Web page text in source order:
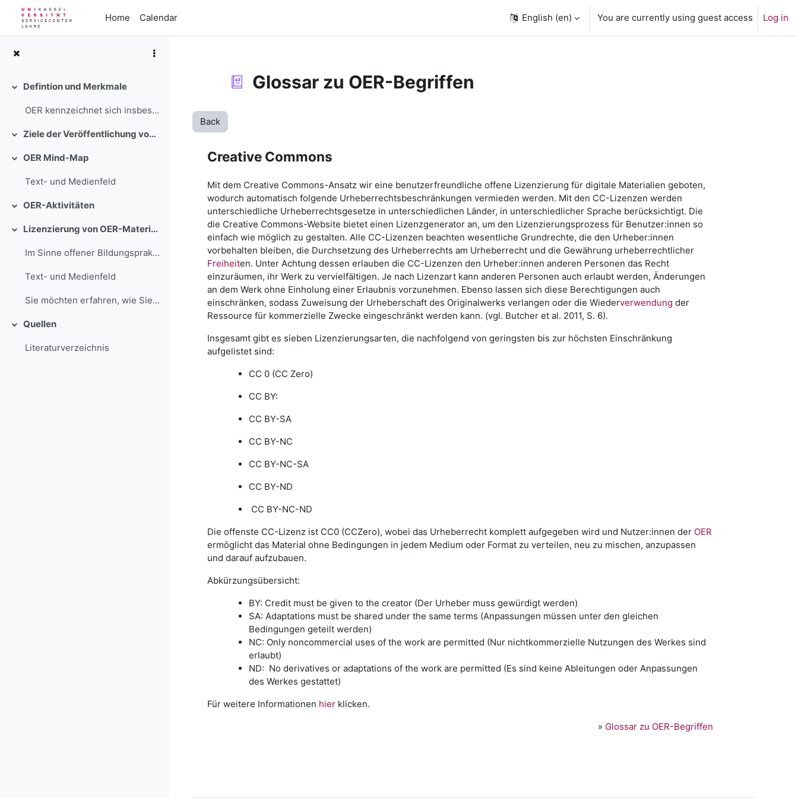
Skip to main content
Home
Calendar English ‎(en)‎ You are currently using guest access Log in
Collapse
Defintion und Merkmale
OER kennzeichnet sich insbesondere durch die nachf...
Collapse Ziele der Veröffentlichung von OER
Collapse
OER Mind-Map
Text- und Medienfeld
Collapse
OER-Aktivitäten
Collapse Lizenzierung von OER-Materialien
Im Sinne offener Bildungspraktiken sind Lehr-/Lern...
Text- und Medienfeld
Sie möchten erfahren, wie Sie auf vorhandene Bildu...
Collapse
Quellen
Literaturverzeichnis
Glossar zu OER-Begriffen
Back
Creative Commons
Mit dem Creative Commons-Ansatz wir eine benutzerfreundliche offene Lizenzierung für digitale Materialien geboten,
wodurch automatisch folgende Urheberrechtsbeschränkungen vermieden werden. Mit den CC-Lizenzen werden
unterschiedliche Urheberrechtsgesetze in unterschiedlichen Länder, in unterschiedlicher Sprache berücksichtigt. Die
die Creative Commons-Website bietet einen Lizenzgenerator an, um den Lizenzierungsprozess für Benutzer:innen so
einfach wie möglich zu gestalten. Alle CC-Lizenzen beachten wesentliche Grundrechte, die den Urheber:innen
vorbehalten bleiben, die Durchsetzung des Urheberrechts am Urheberrecht und die Gewährung urheberrechtlicher
Freiheiten. Unter Achtung dessen erlauben die CC-Lizenzen den Urheber:innen anderen Personen das Recht
einzuräumen, ihr Werk zu vervielfältigen. Je nach Lizenzart kann anderen Personen auch erlaubt werden, Änderungen
an dem Werk ohne Einholung einer Erlaubnis vorzunehmen. Ebenso lassen sich diese Berechtigungen auch
einschränken, sodass Zuweisung der Urheberschaft des Originalwerks verlangen oder die Wiederverwendung der
Ressource für kommerzielle Zwecke eingeschränkt werden kann. (vgl. Butcher et al. 2011, S. 6).
Insgesamt gibt es sieben Lizenzierungsarten, die nachfolgend von geringsten bis zur höchsten Einschränkung
aufgelistet sind:
CC 0 (CC Zero)
CC BY:
CC BY-SA
CC BY-NC
CC BY-NC-SA
CC BY-ND
CC BY-NC-ND
Die offenste CC-Lizenz ist CC0 (CCZero), wobei das Urheberrecht komplett aufgegeben wird und Nutzer:innen der OER
ermöglicht das Material ohne Bedingungen in jedem Medium oder Format zu verteilen, neu zu mischen, anzupassen
und darauf aufzubauen.
Abkürzungsübersicht:
BY: Credit must be given to the creator (Der Urheber muss gewürdigt werden)
SA: Adaptations must be shared under the same terms (Anpassungen müssen unter den gleichen
Bedingungen geteilt werden)
NC: Only noncommercial uses of the work are permitted (Nur nichtkommerzielle Nutzungen des Werkes sind
erlaubt)
ND: No derivatives or adaptations of the work are permitted (Es sind keine Ableitungen oder Anpassungen
des Werkes gestattet)
Für weitere Informationen hierklicken.
» Glossar zu OER-Begriffen